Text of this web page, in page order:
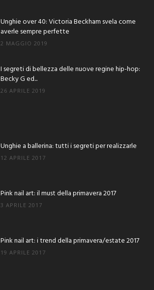
Unghie over 40: Victoria Beckham svela come
averle sempre perfette
2 MAGGIO 2019
I segreti di bellezza delle nuove regine hip-hop:
Becky G ed...
26 APRILE 2019
Unghie a ballerina: tutti i segreti per realizzarle
12 APRILE 2017
Pink nail art: il must della primavera 2017
3 APRILE 2017
Pink nail art: i trend della primavera/estate 2017
19 APRILE 2017